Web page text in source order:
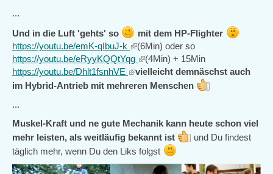
...
Und in die Luft 'gehts' so
mit dem HP-Flighter
https://youtu.be/emK-qIbuJ-k (link
is
external)
(6Min) oder so
https://youtu.be/eRyyKQQtYqg (link
is
external)
(4Min) + 15Min
https://youtu.be/Dhlt1fsnhVE (link
is
vielleicht demnäschst auch
im Hybrid-Antrieb mit mehreren Menschen
...
Muskel-Kraft und ne gute Mechanik kann heute schon viel
mehr leisten, als weitläufig bekannt ist
und Du findest
täglich mehr, wenn Du den Liks folgst